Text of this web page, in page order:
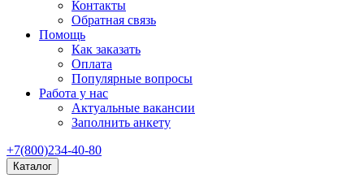
Контакты
Обратная связь
Помощь
Как заказать
Оплата
Популярные вопросы
Работа у нас
Актуальные вакансии
Заполнить анкету
+7(800)234-40-80
Каталог